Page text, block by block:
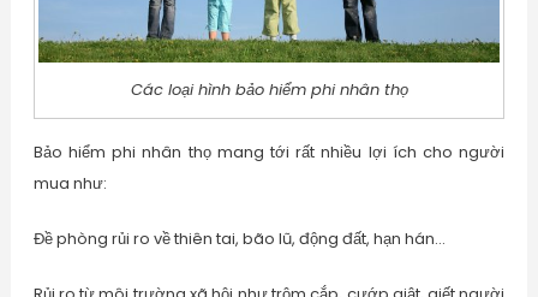
Các loại hình bảo hiểm phi nhân thọ
Bảo hiểm phi nhân thọ mang tới rất nhiều lợi ích cho người
mua như:
Đề phòng rủi ro về thiên tai, bão lũ, động đất, hạn hán…